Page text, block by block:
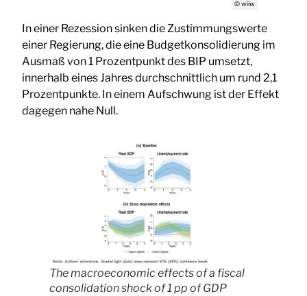
© wiiw
In einer Rezession sinken die Zustimmungswerte
einer Regierung, die eine Budgetkonsolidierung im
Ausmaß von 1 Prozentpunkt des BIP umsetzt,
innerhalb eines Jahres durchschnittlich um rund 2,1
Prozentpunkte. In einem Aufschwung ist der Effekt
dagegen nahe Null.
The macroeconomic effects of a fiscal
consolidation shock of 1 pp of GDP